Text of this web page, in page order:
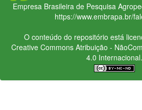
Empresa Brasileira de Pesquisa
https://www.embrapa.br/
O conteúdo do repositório está
Creative CommonsAtribuição -
4.0 Internacional.